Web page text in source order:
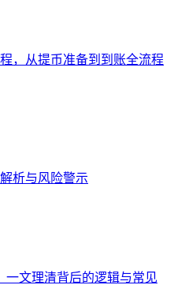
，从提币准备到到账全流程
析与风险警示
文理清背后的逻辑与常见